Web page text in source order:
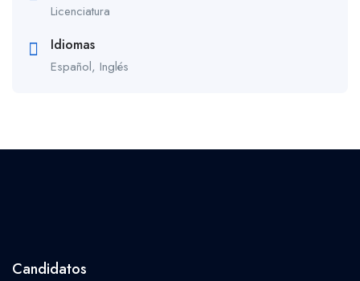
Licenciatura
Idiomas
Español, Inglés
Candidatos